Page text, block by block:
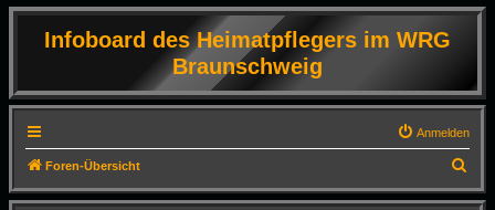
Infoboard des Heimatpflegers im WRG
Braunschweig
Anmelden
Foren-Übersicht
u